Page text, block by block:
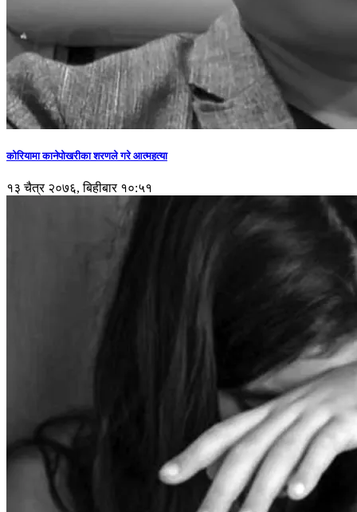
कोरियामा कानेपोखरीका शरणले गरे आत्महत्या
१३ चैत्र २०७६, बिहीबार १०:५१